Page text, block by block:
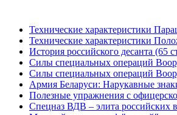
Технические характеристики
Технические характеристики
История российского десанта (65
Силы специальных операций
Силы специальных операций
Армия Беларуси: Нарукавные
Полезные упражнения с
Спецназ ВДВ – элита российских